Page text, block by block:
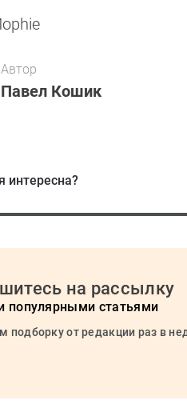
Автор
Павел Кошик
интересна?
на рассылку
популярными статьями
подборку от редакции раз в